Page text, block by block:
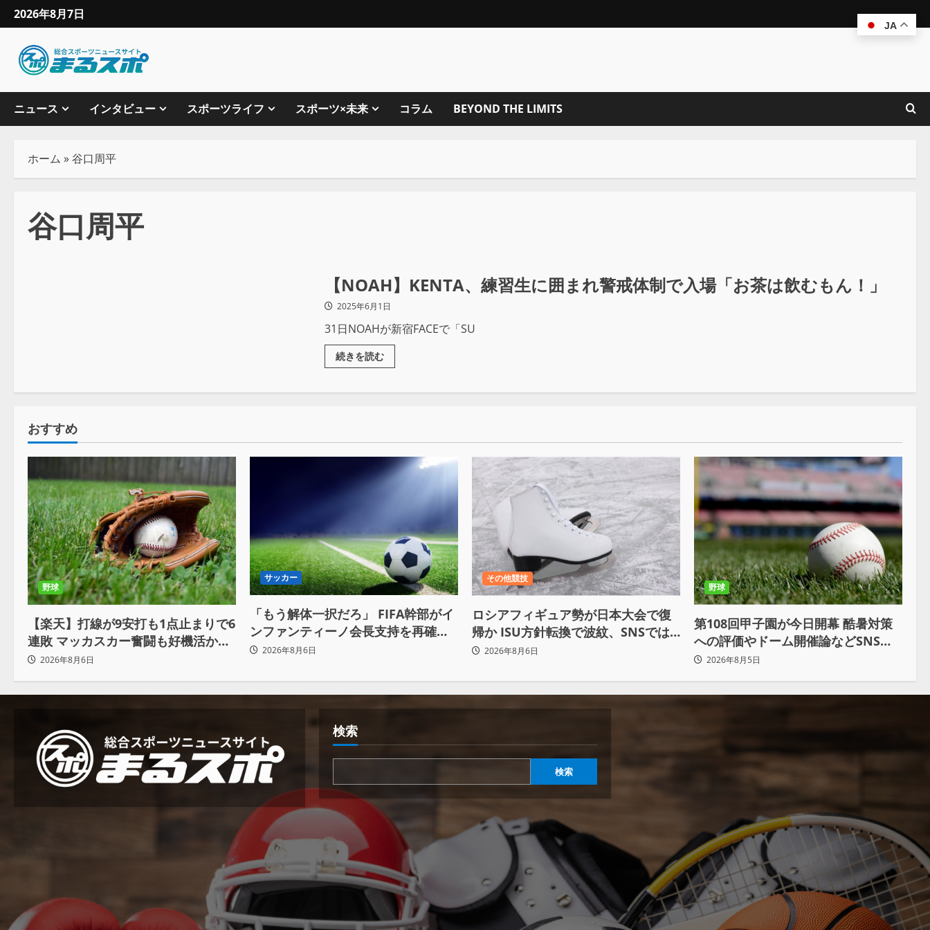
2026年8月7日
ニュース インタビュー スポーツライフ スポーツ×未来 コラム BEYOND THE LIMITS
ホーム »谷口周平
谷口周平
【NOAH】KENTA、練習生に囲まれ警戒体制で入場「お茶は飲むもん！」
2025年6月1日
31日NOAHが新宿FACEで「SU
続きを読む
おすすめ
野球
【楽天】打線が9安打も1点止まりで6
連敗 マッカスカー奮闘も好機活かせ
ず借金「22」
2026年8月6日
サッカー
「もう解体一択だろ」 FIFA幹部がイ
ンファンティーノ会長支持を再確認
も 批判収まらず
2026年8月6日
その他競技
ロシアフィギュア勢が日本大会で復
帰か ISU方針転換で波紋、SNSでは
賛否両論
2026年8月6日
野球
第108回甲子園が今日開幕 酷暑対策
への評価やドーム開催論などSNSで
議論も
2026年8月5日
検索
検索
JA